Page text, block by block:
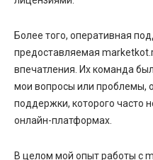
Более того, оперативная
предоставляемая
впечатления. Их команда
мои вопросы или проблемы,
поддержки, которого часто
онлайн-платформах.
В целом мой опыт работы с